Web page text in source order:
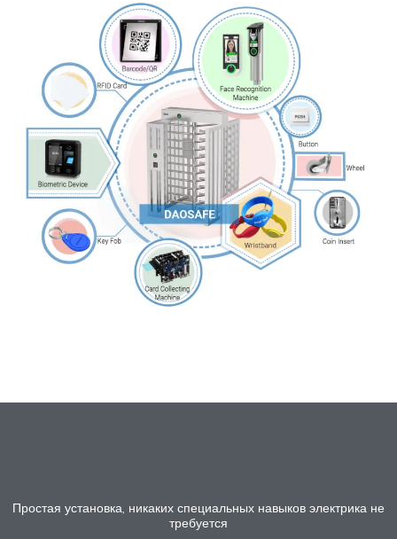
Простая установка, никаких специальных навыков электрика не
требуется